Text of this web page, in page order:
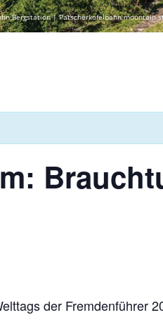
Bergstation | Patscherkofelbahn
der Fremdenführer